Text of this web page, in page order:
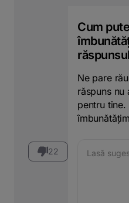
22
Cum
Ne pare
răspuns nu
pentru tine.
îmbunătățim